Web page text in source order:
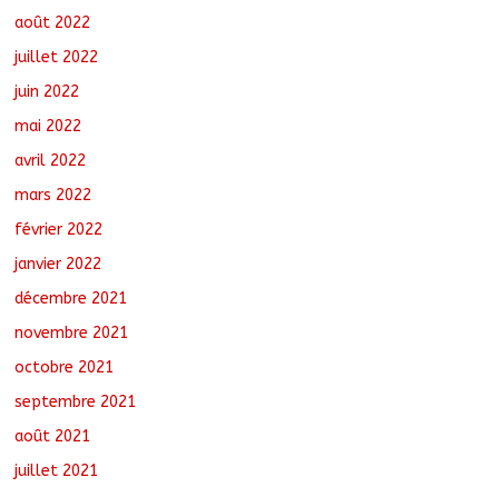
août 2022
juillet 2022
juin 2022
mai 2022
avril 2022
mars 2022
février 2022
janvier 2022
décembre 2021
novembre 2021
octobre 2021
septembre 2021
août 2021
juillet 2021